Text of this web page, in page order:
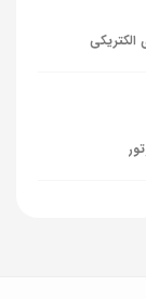
الکتریکی